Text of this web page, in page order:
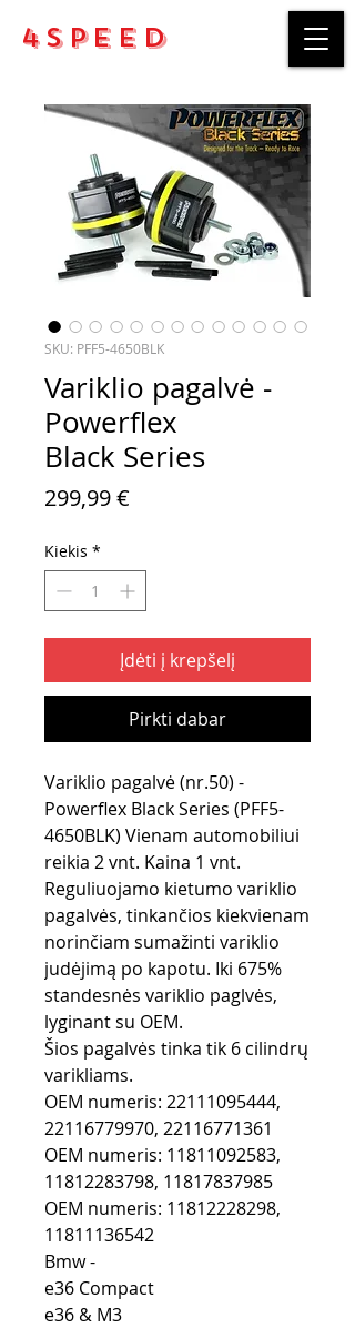
4Speed
SKU: PFF5-4650BLK
Variklio pagalvė -
Powerflex
Black Series
299,99 €
Kiekis *
Įdėti į krepšelį
Pirkti dabar
Variklio pagalvė (nr.50) -
Powerflex Black Series (PFF5-
4650BLK) Vienam automobiliui
reikia 2 vnt. Kaina 1 vnt.
Reguliuojamo kietumo variklio
pagalvės, tinkančios kiekvienam
norinčiam sumažinti variklio
judėjimą po kapotu. Iki 675%
standesnės variklio paglvės,
lyginant su OEM.
Šios pagalvės tinka tik 6 cilindrų
varikliams.
OEM numeris: 22111095444,
22116779970, 22116771361
OEM numeris: 11811092583,
11812283798, 11817837985
OEM numeris: 11812228298,
11811136542
Bmw -
e36 Compact
e36 & M3